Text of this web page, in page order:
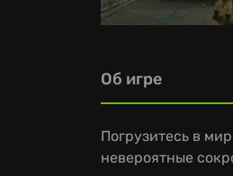
Об игре
Погрузитесь в
невероятные